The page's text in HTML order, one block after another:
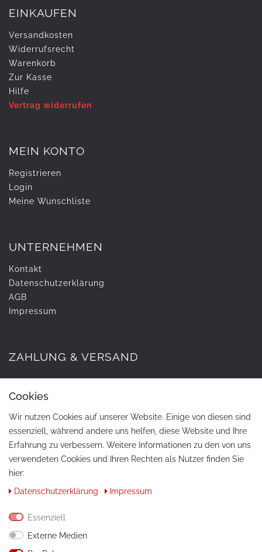
EINKAUFEN
Versandkosten
Widerrufs­recht
Warenkorb
Zur Kasse
Hilfe
Vertrag widerrufen
MEIN KONTO
Registrieren
Login
Meine Wunschliste
UNTERNEHMEN
Kontakt
Daten­schutz­erklärung
AGB
Impressum
ZAHLUNG & VERSAND
Cookies
Wir nutzen Cookies auf unserer Website. Einige von diesen sind
essenziell, während andere uns helfen, diese Website und Ihre
Erfahrung zu verbessern. Weitere Informationen zu den von uns
verwendeten Cookies und Ihren Rechten als Nutzer finden Sie
hier:
Daten­schutz­erklärung
Impressum
Essenziell
Externe Medien